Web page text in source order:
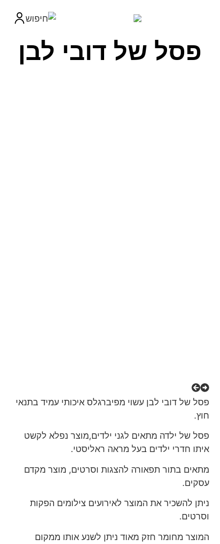
פסל של דובי לבן
פסל של דובי לבן עשוי מפיברגלס איכותי עמיד בתנאי
חוץ.
פסל של ילדה מתאים לגני ילדים,מוצר נפלא לקשט
איתו חדרי ילדים בעל מראה ראליסטי.
מתאים בתור תפאורה להצגות וסרטים, מוצר מקדם
עסקים.
ניתן להשכיר את המוצר לאירועים צילומים הפקות
וסרטים.
המוצר מחומר חזק מאוד ניתן לשנע אותו ממקום